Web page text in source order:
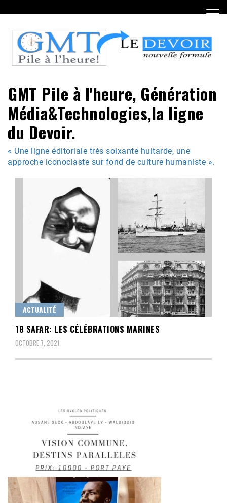
to
content
GMT Pile à l'heure, Génération
Média&Technologies,la ligne
du Devoir.
« Une ligne éditoriale très soixante huitarde, une
approche iconoclaste sur fond de culture humaniste ».
ACTUALITÉ
18 SAFAR: LES CÉLÉBRATIONS MARINES
OCTOBRE 7, 2021